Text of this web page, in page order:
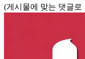
(게시물에 맞는 댓글로